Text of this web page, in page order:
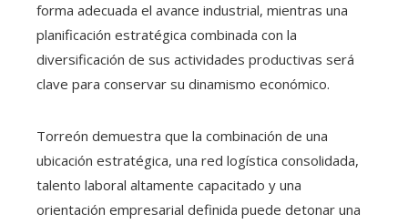
forma adecuada el avance industrial, mientras una
planificación estratégica combinada con la
diversificación de sus actividades productivas será
clave para conservar su dinamismo económico.
Torreón demuestra que la combinación de una
ubicación estratégica, una red logística consolidada,
talento laboral altamente capacitado y una
orientación empresarial definida puede detonar una